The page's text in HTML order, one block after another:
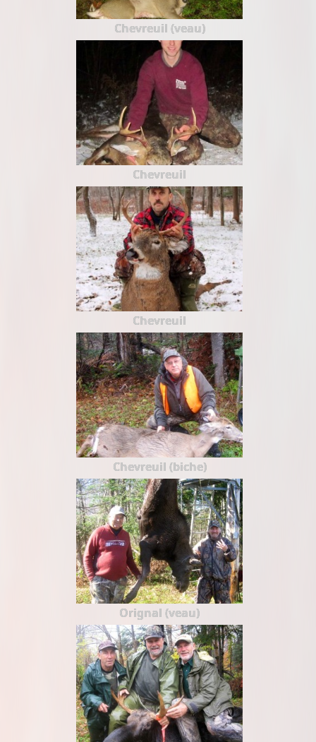
Chevreuil (veau)
Chevreuil
Chevreuil
Chevreuil (biche)
Orignal (veau)